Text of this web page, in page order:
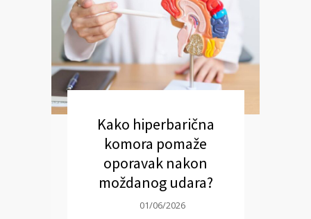
Kako hiperbarična
komora pomaže
oporavak nakon
moždanog udara?
01/06/2026